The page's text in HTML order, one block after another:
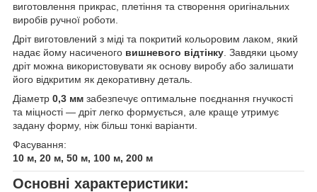
виготовлення прикрас, плетіння та створення оригінальних
виробів ручної роботи.
Дріт виготовлений з міді та покритий кольоровим лаком, який
надає йому насиченого вишневого відтінку. Завдяки цьому
дріт можна використовувати як основу виробу або залишати
його відкритим як декоративну деталь.
Діаметр 0,3 мм забезпечує оптимальне поєднання гнучкості
та міцності — дріт легко формується, але краще утримує
задану форму, ніж більш тонкі варіанти.
Фасування:
10 м, 20 м, 50 м, 100 м, 200 м
Основні характеристики: